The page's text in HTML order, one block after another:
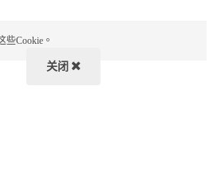
Cookie。
关闭